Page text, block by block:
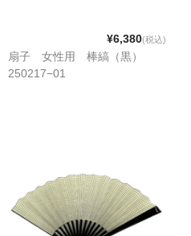
¥6,380(税込)
扇子 女性用 棒縞（黒）
250217−01